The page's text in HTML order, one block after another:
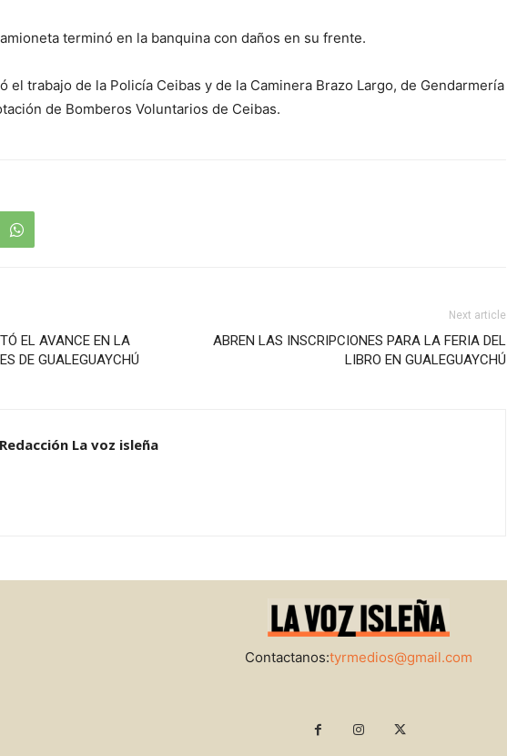
terminó en la banquina con daños en su frente.
el trabajo de la Policía Ceibas y de la Caminera Brazo Largo, de Gendarmería
de Bomberos Voluntarios de Ceibas.
EL AVANCE EN LA
DE GUALEGUAYCHÚ
Next article
ABREN LAS INSCRIPCIONES PARA LA FERIA DEL
LIBRO EN GUALEGUAYCHÚ
Redacción La voz isleña
Contactanos:tyrmedios@gmail.com